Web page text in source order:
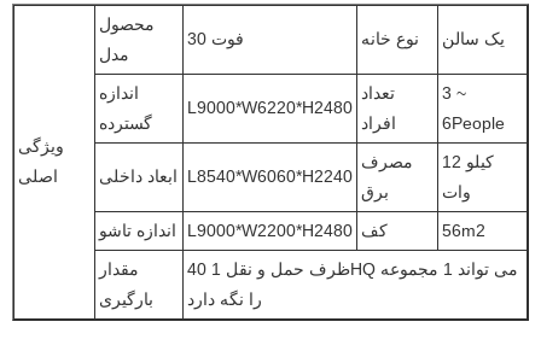
ویژگی
اصلی
محصول
مدل
30 فوت نوع خانه یک سالن
اندازه
گسترده
L9000*W6220*H2480
تعداد
افراد
3 ~
6People
ابعاد داخلی L8540*W6060*H2240
مصرف
برق
12 کیلو
وات
اندازه تاشو
L9000*W2200*H2480 کف
56m2
مقدار
بارگیری
ظرف حمل و نقل 1 40HQ می تواند 1 مجموعه
را نگه دارد